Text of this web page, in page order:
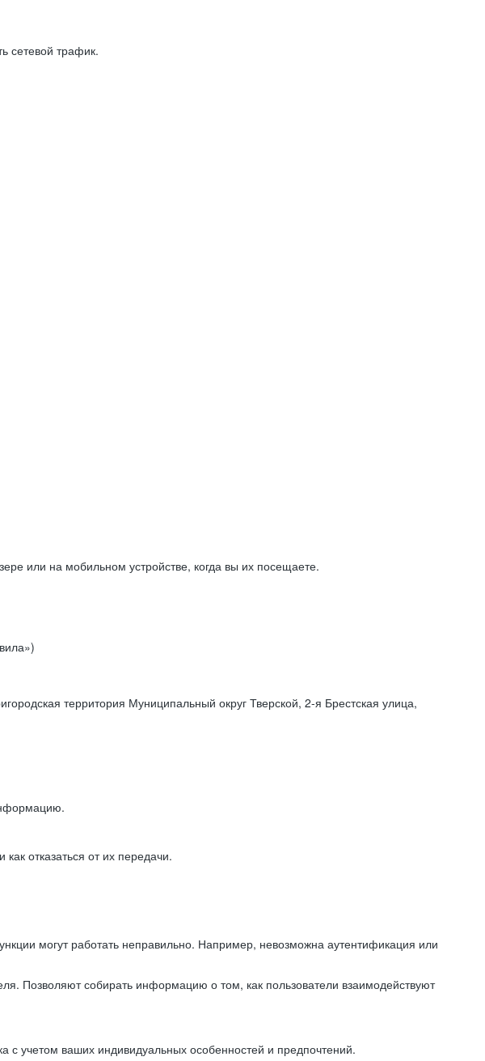
сетевой трафик.
или на мобильном устройстве, когда вы их посещаете.
территория Муниципальный округ Тверской, 2-я Брестская улица,
отказаться от их передачи.
могут работать неправильно. Например, невозможна аутентификация или
Позволяют собирать информацию о том, как пользователи взаимодействуют
учетом ваших индивидуальных особенностей и предпочтений.